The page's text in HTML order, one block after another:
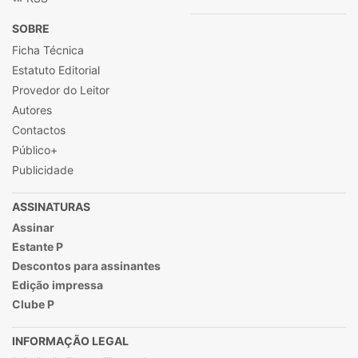
<BR/>Nem ficção, nem documentário: o
realizador italiano assina um panfleto
de totalitarismo surgidas na segunda metade do
século XX, lembrando a todos os italianos – e
porque não também aos outros? – que a realidade
pode, por vezes, ultrapassar realmente a ficção
de forma rastejante sem que se dê por isso antes
que seja tarde demais.<BR/>O alerta está
(novamente) dado.<BR/>
SOBRE
Ficha Técnica
Estatuto Editorial
Provedor do Leitor
Autores
Contactos
Público+
Publicidade
ASSINATURAS
Assinar
Estante P
Descontos para assinantes
Edição impressa
Clube P
INFORMAÇÃO LEGAL